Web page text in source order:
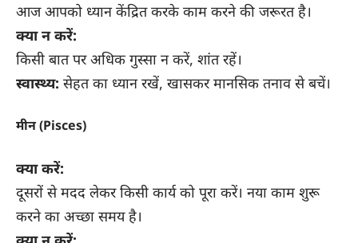
आज आपको ध्यान केंद्रित करके काम करने की जरूरत है।
क्या न करें:
किसी बात पर अधिक गुस्सा न करें, शांत रहें।
स्वास्थ्य: सेहत का ध्यान रखें, खासकर मानसिक तनाव से बचें।
मीन (Pisces)
क्या करें:
दूसरों से मदद लेकर किसी कार्य को पूरा करें। नया काम शुरू
करने का अच्छा समय है।